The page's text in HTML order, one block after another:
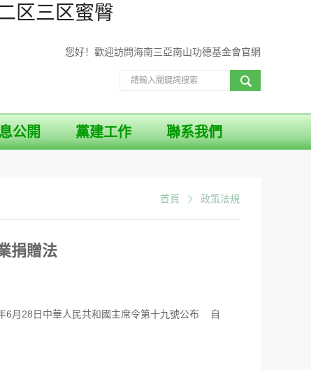
区三区蜜臀
您好！歡迎訪問海南三亞南山功德基金會官網
公開 黨建工作 聯系我們
首頁 政策法規
捐贈法
6月28日中華人民共和國主席令第十九號公布 自